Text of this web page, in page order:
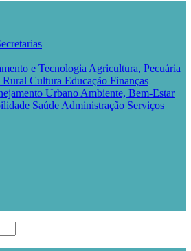
e Tecnologia Agricultura, Pecuária
Rural Cultura Educação Finanças
Urbano Ambiente, Bem-Estar
Saúde Administração Serviços